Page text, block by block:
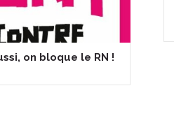
on bloque le RN !